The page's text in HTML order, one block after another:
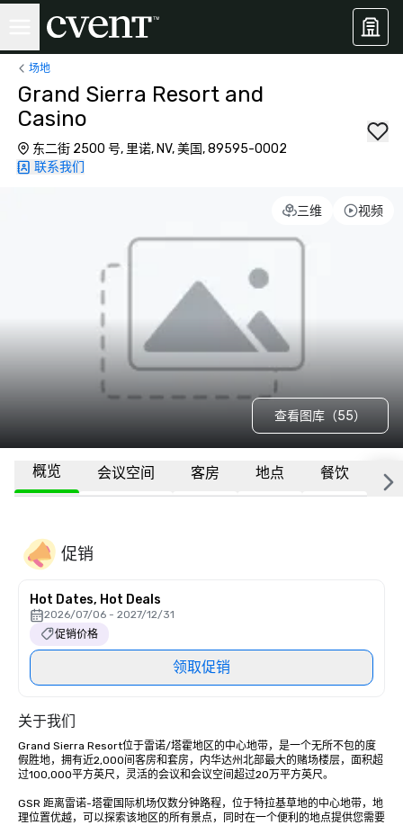
场地
Grand Sierra Resort and
Casino
东二街 2500 号, 里诺, NV, 美国, 89595-0002
联系我们
三维 视频
查看图库（55）
概览 会议空间 客房 地点 餐饮 更
促销
Hot Dates, Hot Deals
2026/07/06 - 2027/12/31
促销价格
领取促销
关于我们
Grand Sierra Resort位于雷诺/塔霍地区的中心地带，是一个无所不包的度
假胜地，拥有近2,000间客房和套房，内华达州北部最大的赌场楼层，面积超
过100,000平方英尺，灵活的会议和会议空间超过20万平方英尺。
GSR 距离雷诺-塔霍国际机场仅数分钟路程，位于特拉基草地的中心地带，地
理位置优越，可以探索该地区的所有景点，同时在一个便利的地点提供您需要